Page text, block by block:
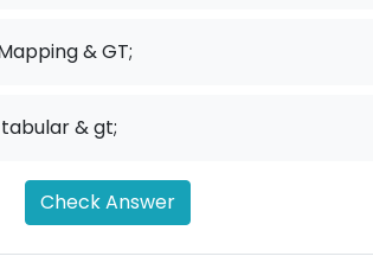
& GT;
& gt;
Check Answer